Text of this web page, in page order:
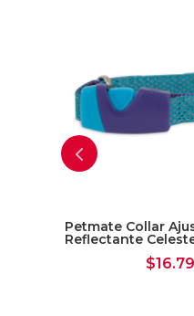
Petmate Collar
Reflectante
$